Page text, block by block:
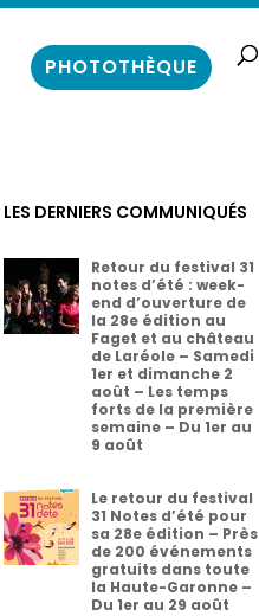
PHOTOTHÈQUE
LES DERNIERS COMMUNIQUÉS
Retour du festival 31
notes d’été : week-
end d’ouverture de
la 28e édition au
Faget et au château
de Laréole – Samedi
1er et dimanche 2
août – Les temps
forts de la première
semaine – Du 1er au
9 août
Le retour du festival
31 Notes d’été pour
sa 28e édition – Près
de 200 événements
gratuits dans toute
la Haute-Garonne –
Du 1er au 29 août